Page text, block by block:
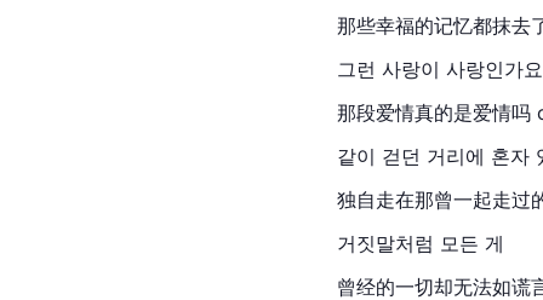
那些幸福的记忆都抹去
그런 사랑이 사랑인가
那段爱情真的是爱情吗
같이 걷던 거리에 혼자
独自走在那曾一起走过
거짓말처럼 모든 게
曾经的一切却无法如谎